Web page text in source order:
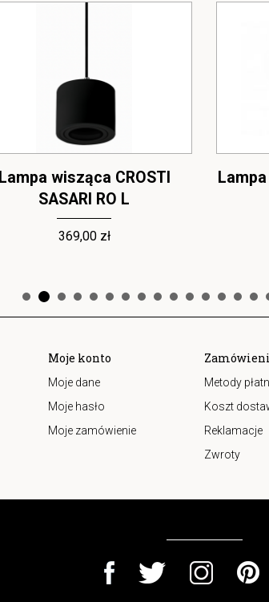
Lampa wisząca CROSTI
SASARI RO L
369,00 zł
Moje konto
Moje dane
Moje hasło
Moje zamówienie
Metody
Koszt
Reklamacje
Zwroty